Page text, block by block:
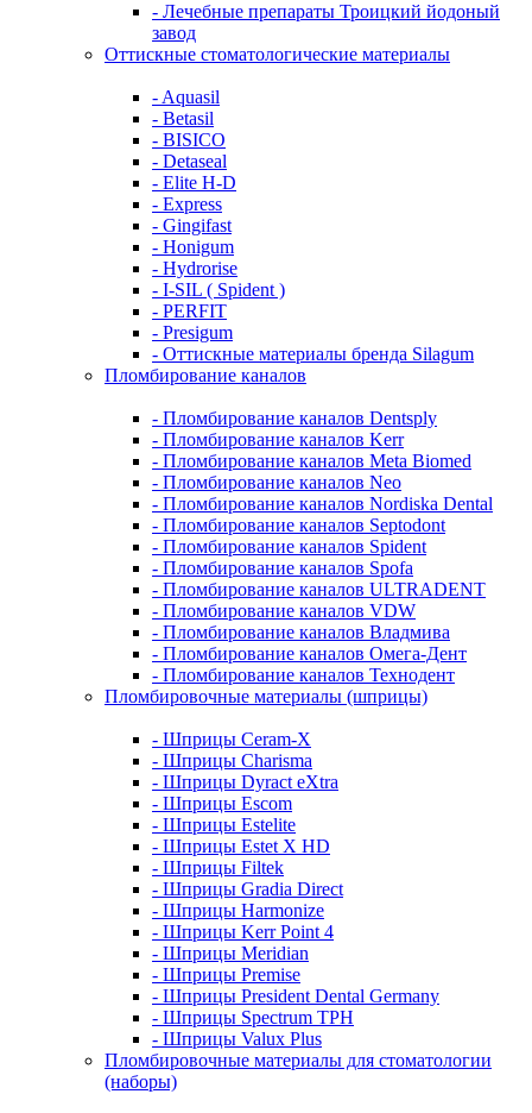
- Лечебные препараты Троицкий йодоный
завод
Оттискные стоматологические материалы
- Aquasil
- Betasil
- BISICO
- Detaseal
- Elite H-D
- Express
- Gingifast
- Honigum
- Hydrorise
- I-SIL ( Spident )
- PERFIT
- Presigum
- Оттискные материалы бренда Silagum
Пломбирование каналов
- Пломбирование каналов Dentsply
- Пломбирование каналов Kerr
- Пломбирование каналов Meta Biomed
- Пломбирование каналов Neo
- Пломбирование каналов Nordiska Dental
- Пломбирование каналов Septodont
- Пломбирование каналов Spident
- Пломбирование каналов Spofa
- Пломбирование каналов ULTRADENT
- Пломбирование каналов VDW
- Пломбирование каналов Владмива
- Пломбирование каналов Омега-Дент
- Пломбирование каналов Технодент
Пломбировочные материалы (шприцы)
- Шприцы Ceram-X
- Шприцы Charisma
- Шприцы Dyract eXtra
- Шприцы Escom
- Шприцы Estelite
- Шприцы Estet X HD
- Шприцы Filtek
- Шприцы Gradia Direct
- Шприцы Harmonize
- Шприцы Kerr Point 4
- Шприцы Meridian
- Шприцы Premise
- Шприцы President Dental Germany
- Шприцы Spectrum TPH
- Шприцы Valux Plus
Пломбировочные материалы для стоматологии
(наборы)